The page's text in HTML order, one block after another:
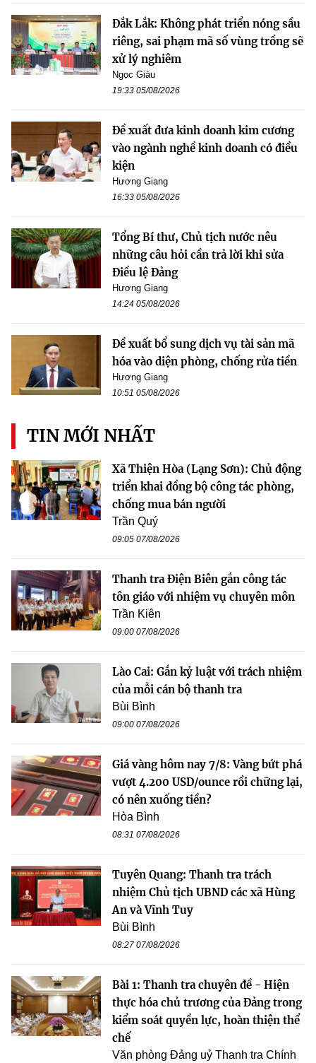
Đắk Lắk: Không phát triển nóng sầu
riêng, sai phạm mã số vùng trồng sẽ
xử lý nghiêm
Ngọc Giàu
19:33 05/08/2026
Đề xuất đưa kinh doanh kim cương
vào ngành nghề kinh doanh có điều
kiện
Hương Giang
16:33 05/08/2026
Tổng Bí thư, Chủ tịch nước nêu
những câu hỏi cần trả lời khi sửa
Điều lệ Đảng
Hương Giang
14:24 05/08/2026
Đề xuất bổ sung dịch vụ tài sản mã
hóa vào diện phòng, chống rửa tiền
Hương Giang
10:51 05/08/2026
TIN MỚI NHẤT
Xã Thiện Hòa (Lạng Sơn): Chủ động
triển khai đồng bộ công tác phòng,
chống mua bán người
Trần Quý
09:05 07/08/2026
Thanh tra Điện Biên gắn công tác
tôn giáo với nhiệm vụ chuyên môn
Trần Kiên
09:00 07/08/2026
Lào Cai: Gắn kỷ luật với trách nhiệm
của mỗi cán bộ thanh tra
Bùi Bình
09:00 07/08/2026
Giá vàng hôm nay 7/8: Vàng bứt phá
vượt 4.200 USD/ounce rồi chững lại,
có nên xuống tiền?
Hòa Bình
08:31 07/08/2026
Tuyên Quang: Thanh tra trách
nhiệm Chủ tịch UBND các xã Hùng
An và Vĩnh Tuy
Bùi Bình
08:27 07/08/2026
Bài 1: Thanh tra chuyên đề - Hiện
thực hóa chủ trương của Đảng trong
kiểm soát quyền lực, hoàn thiện thể
chế
Văn phòng Đảng uỷ Thanh tra Chính